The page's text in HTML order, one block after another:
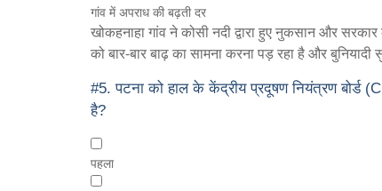
गांव में अपराध की बढ़ती दर
खोकहनाहा गांव ने कोसी नदी द्वारा हुए नुकसान और
को बार-बार बाढ़ का सामना करना पड़ रहा है और
#5. पटना को हाल के केंद्रीय प्रदूषण नियंत्रण
है?
पहला